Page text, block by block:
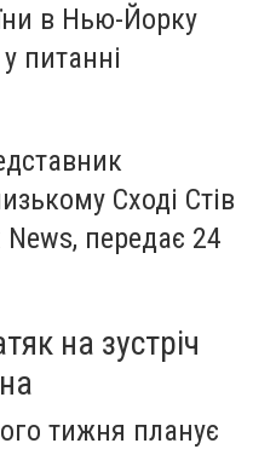
в Нью-Йорку
питанні
Сході Стів
передає 24
на зустріч
тижня планує